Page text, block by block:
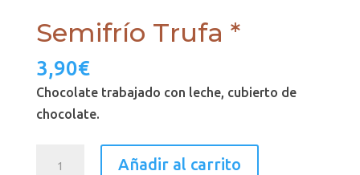
Semifrío Trufa *
3,90€
Chocolate trabajado con leche, cubierto de
chocolate.
Añadir al carrito